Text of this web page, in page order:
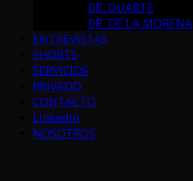
DR. DUARTE
DR. DE LA MORENA
ENTREVISTAS
SHORTS
SERVICIOS
PRIVADO
CONTACTO
LinkedIn
NOSOTROS